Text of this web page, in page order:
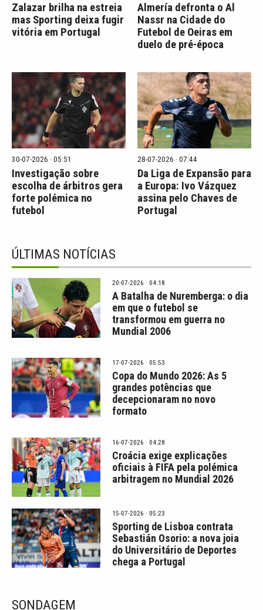
Zalazar brilha na estreia
mas Sporting deixa fugir
vitória em Portugal
Almería defronta o Al
Nassr na Cidade do
Futebol de Oeiras em
duelo de pré-época
30-07-2026 · 05:51
Investigação sobre
escolha de árbitros gera
forte polémica no
futebol
28-07-2026 · 07:44
Da Liga de Expansão para
a Europa: Ivo Vázquez
assina pelo Chaves de
Portugal
ÚLTIMAS NOTÍCIAS
20-07-2026 · 04:18
A Batalha de Nuremberga: o dia
em que o futebol se
transformou em guerra no
Mundial 2006
17-07-2026 · 05:53
Copa do Mundo 2026: As 5
grandes potências que
decepcionaram no novo
formato
16-07-2026 · 04:28
Croácia exige explicações
oficiais à FIFA pela polémica
arbitragem no Mundial 2026
15-07-2026 · 05:23
Sporting de Lisboa contrata
Sebastián Osorio: a nova joia
do Universitário de Deportes
chega a Portugal
SONDAGEM